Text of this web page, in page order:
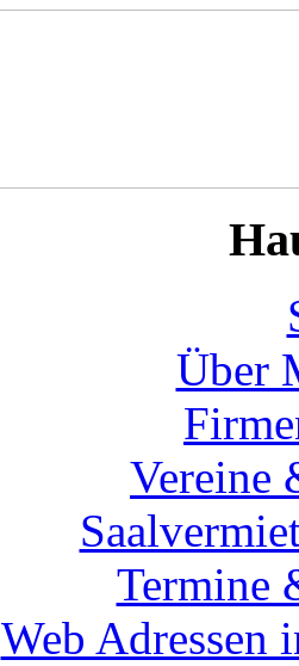
Über
Vereine
Termine
Web Adressen